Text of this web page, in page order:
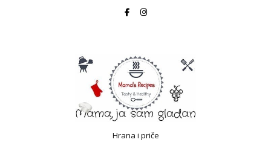
Hrana i priče